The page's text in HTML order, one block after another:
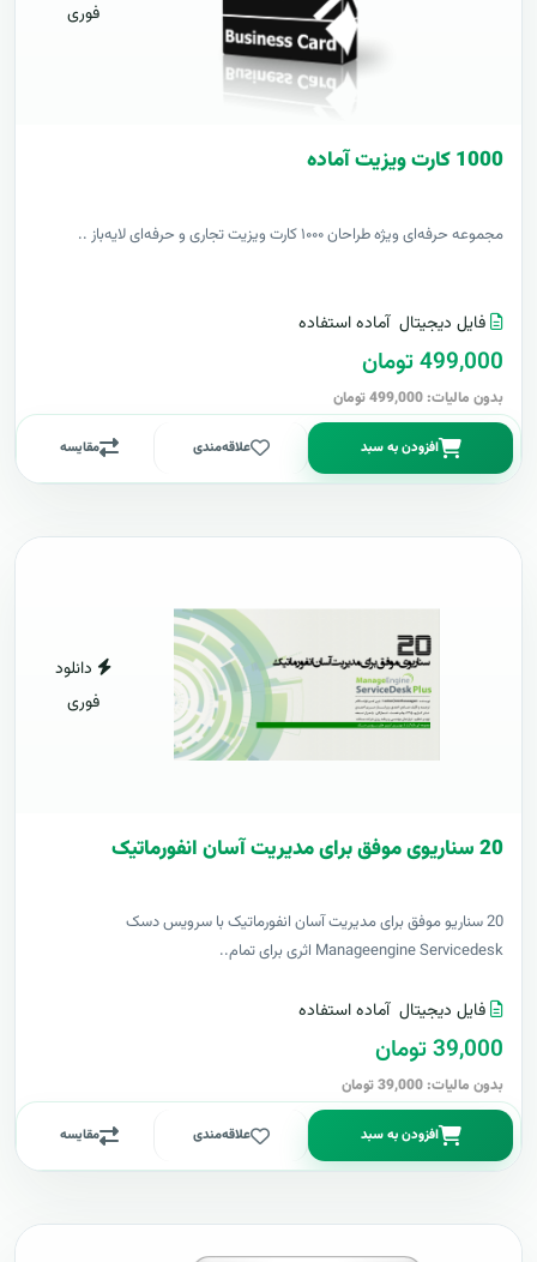
فوری
1000 کارت ويزيت آماده
مجموعه حرفه‌ای ویژه طراحان ۱۰۰۰ کارت ویزیت تجاری و حرفه‌ای لایه‌باز ..
فایل دیجیتال آماده استفاده
499,000 تومان
بدون مالیات: 499,000 تومان
افزودن به سبد علاقه‌مندی مقایسه
دانلود
فوری
20 سناریوی موفق برای مدیریت آسان انفورماتیک
20 سناریو موفق برای مدیریت آسان انفورماتیک با سرویس دسک
Manageengine Servicedesk اثری برای تمام..
فایل دیجیتال آماده استفاده
39,000 تومان
بدون مالیات: 39,000 تومان
افزودن به سبد علاقه‌مندی مقایسه